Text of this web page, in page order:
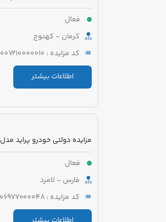
فعال
کرمان - کهنوج
کد مزایده : 5221007210000010
اطلاعات بیشتر
فعال
فارس - لامرد
کد مزایده : 5221006977000048